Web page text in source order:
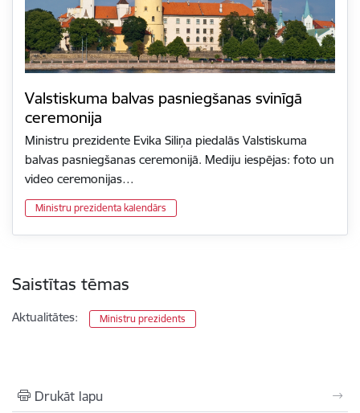
Valstiskuma balvas pasniegšanas svinīgā
ceremonija
Ministru prezidente Evika Siliņa piedalās Valstiskuma
balvas pasniegšanas ceremonijā. Mediju iespējas: foto un
video ceremonijas…
Ministru prezidenta kalendārs
Saistītas tēmas
Aktualitātes: Ministru prezidents
Drukāt lapu